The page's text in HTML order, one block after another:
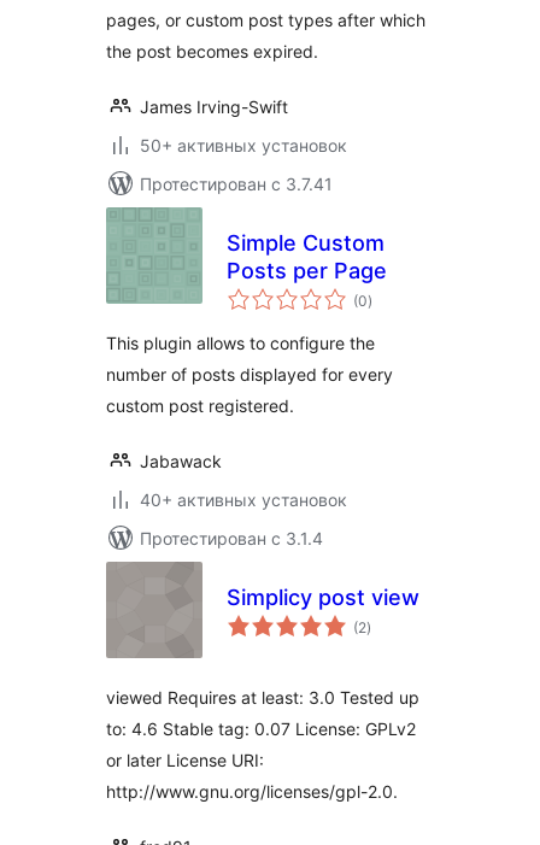
pages, or custom post types after which
the post becomes expired.
James Irving-Swift
50+ активных установок
Протестирован с 3.7.41
Simple Custom
Posts per Page
(0общий
рейтинг
)
This plugin allows to configure the
number of posts displayed for every
custom post registered.
Jabawack
40+ активных установок
Протестирован с 3.1.4
Simplicy post view
(2общий
рейтинг
)
viewed Requires at least: 3.0 Tested up
to: 4.6 Stable tag: 0.07 License: GPLv2
or later License URI:
http://www.gnu.org/licenses/gpl-2.0.